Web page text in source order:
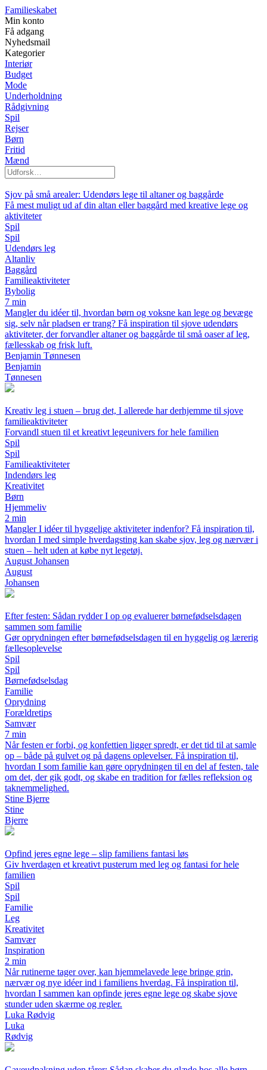
Familieskabet
Min konto
Få adgang
Nyhedsmail
Kategorier
Interiør
Budget
Mode
Underholdning
Rådgivning
Spil
Rejser
Børn
Fritid
Mænd
Sjov på små arealer: Udendørs lege til altaner og baggårde
Få mest muligt ud af din altan eller baggård med kreative lege og
aktiviteter
Spil
Spil
Udendørs leg
Altanliv
Baggård
Familieaktiviteter
Bybolig
7 min
Mangler du idéer til, hvordan børn og voksne kan lege og bevæge
sig, selv når pladsen er trang? Få inspiration til sjove udendørs
aktiviteter, der forvandler altaner og baggårde til små oaser af leg,
fællesskab og frisk luft.
Benjamin Tønnesen
Benjamin
Tønnesen
Kreativ leg i stuen – brug det, I allerede har derhjemme til sjove
familieaktiviteter
Forvandl stuen til et kreativt legeunivers for hele familien
Spil
Spil
Familieaktiviteter
Indendørs leg
Kreativitet
Børn
Hjemmeliv
2 min
Mangler I idéer til hyggelige aktiviteter indenfor? Få inspiration til,
hvordan I med simple hverdagsting kan skabe sjov, leg og nærvær i
stuen – helt uden at købe nyt legetøj.
August Johansen
August
Johansen
Efter festen: Sådan rydder I op og evaluerer børnefødselsdagen
sammen som familie
Gør oprydningen efter børnefødselsdagen til en hyggelig og lærerig
fællesoplevelse
Spil
Spil
Børnefødselsdag
Familie
Oprydning
Forældretips
Samvær
7 min
Når festen er forbi, og konfettien ligger spredt, er det tid til at samle
op – både på gulvet og på dagens oplevelser. Få inspiration til,
hvordan I som familie kan gøre oprydningen til en del af festen, tale
om det, der gik godt, og skabe en tradition for fælles refleksion og
taknemmelighed.
Stine Bjerre
Stine
Bjerre
Opfind jeres egne lege – slip familiens fantasi løs
Giv hverdagen et kreativt pusterum med leg og fantasi for hele
familien
Spil
Spil
Familie
Leg
Kreativitet
Samvær
Inspiration
2 min
Når rutinerne tager over, kan hjemmelavede lege bringe grin,
nærvær og nye idéer ind i familiens hverdag. Få inspiration til,
hvordan I sammen kan opfinde jeres egne lege og skabe sjove
stunder uden skærme og regler.
Luka Rødvig
Luka
Rødvig